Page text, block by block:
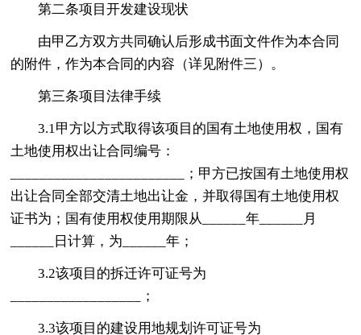
第二条项目开发建设现状
由甲乙方双方共同确认后形成书面文件作为本合同
的附件，作为本合同的内容（详见附件三）。
第三条项目法律手续
3.1甲方以方式取得该项目的国有土地使用权，国有
土地使用权出让合同编号：
________________________；甲方已按国有土地使用权
出让合同全部交清土地出让金，并取得国有土地使用权
证书为；国有使用权使用期限从______年______月
______日计算，为______年；
3.2该项目的拆迁许可证号为
__________________；
3.3该项目的建设用地规划许可证号为